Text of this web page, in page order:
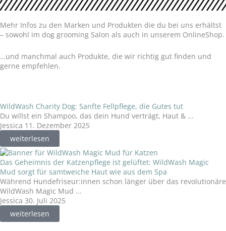
Mehr Infos zu den Marken und Produkten die du bei uns erhältst
– sowohl im dog grooming Salon als auch in unserem OnlineShop.
…und manchmal auch Produkte, die wir richtig gut finden und
gerne empfehlen.
WildWash Charity Dog: Sanfte Fellpflege, die Gutes tut
Du willst ein Shampoo, das dein Hund verträgt, Haut & ...
Jessica 11. Dezember 2025
weiterlesen
Das Geheimnis der Katzenpflege ist gelüftet: WildWash Magic
Mud sorgt für samtweiche Haut wie aus dem Spa
Während Hundefriseur:innen schon länger über das revolutionäre
WildWash Magic Mud ...
Jessica 30. Juli 2025
weiterlesen